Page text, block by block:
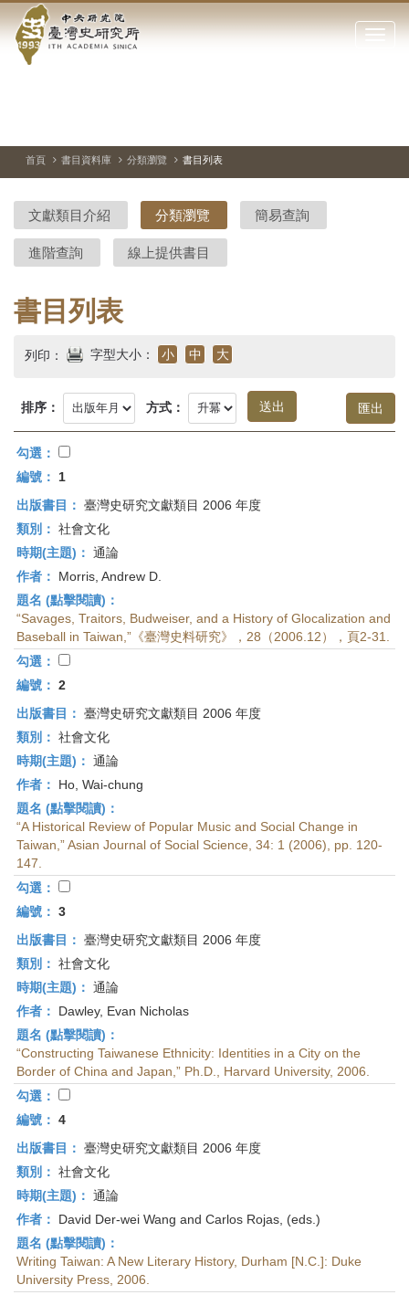
到中
央
院-
臺
灣
史
研
究
首
頁
點
閉
站
停、
圖
圖
結
首頁 書目資料庫 分類瀏覽 書目列表
文獻類目介紹 分類瀏覽 簡易查詢
進階查詢 線上提供書目
書目列表
列印： 字型大小： 小 中 大
排序： 方式：
勾選：
編號：
1
出版書目： 臺灣史研究文獻類目 2006 年度
類別： 社會文化
時期(主題)： 通論
作者：
Morris, Andrew D.
題名 (點擊閱讀)：
“Savages, Traitors, Budweiser, and a History of Glocalization and
Baseball in Taiwan,”《臺灣史料研究》，28（2006.12），頁2-31.
勾選：
編號： 2
出版書目： 臺灣史研究文獻類目 2006 年度
類別： 社會文化
時期(主題)： 通論
作者：
Ho, Wai-chung
題名 (點擊閱讀)：
“A Historical Review of Popular Music and Social Change in
Taiwan,” Asian Journal of Social Science, 34: 1 (2006), pp. 120-
147.
勾選：
編號： 3
出版書目： 臺灣史研究文獻類目 2006 年度
類別： 社會文化
時期(主題)： 通論
作者：
Dawley, Evan Nicholas
題名 (點擊閱讀)：
“Constructing Taiwanese Ethnicity: Identities in a City on the
Border of China and Japan,” Ph.D., Harvard University, 2006.
勾選：
編號： 4
出版書目： 臺灣史研究文獻類目 2006 年度
類別： 社會文化
時期(主題)： 通論
作者：
David Der-wei Wang and Carlos Rojas, (eds.)
題名 (點擊閱讀)：
Writing Taiwan: A New Literary History, Durham [N.C.]: Duke
University Press, 2006.